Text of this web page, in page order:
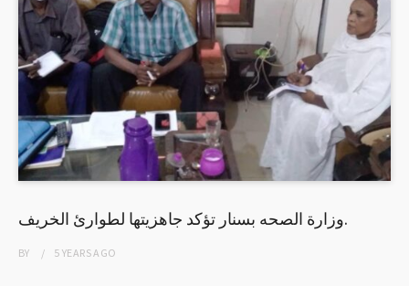
وزارة الصحه بسنار تؤكد جاهزيتها لطوارئ الخريف.
BY 5 YEARSAGO